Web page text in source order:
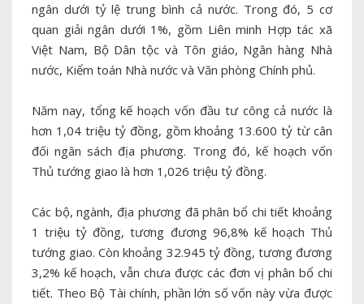
ngân dưới tỷ lệ trung bình cả nước. Trong đó, 5 cơ
quan giải ngân dưới 1%, gồm Liên minh Hợp tác xã
Việt Nam, Bộ Dân tộc và Tôn giáo, Ngân hàng Nhà
nước, Kiểm toán Nhà nước và Văn phòng Chính phủ.
Năm nay, tổng kế hoạch vốn đầu tư công cả nước là
hơn 1,04 triệu tỷ đồng, gồm khoảng 13.600 tỷ từ cân
đối ngân sách địa phương. Trong đó, kế hoạch vốn
Thủ tướng giao là hơn 1,026 triệu tỷ đồng.
Các bộ, ngành, địa phương đã phân bổ chi tiết khoảng
1 triệu tỷ đồng, tương đương 96,8% kế hoạch Thủ
tướng giao. Còn khoảng 32.945 tỷ đồng, tương đương
3,2% kế hoạch, vẫn chưa được các đơn vị phân bổ chi
tiết. Theo Bộ Tài chính, phần lớn số vốn này vừa được